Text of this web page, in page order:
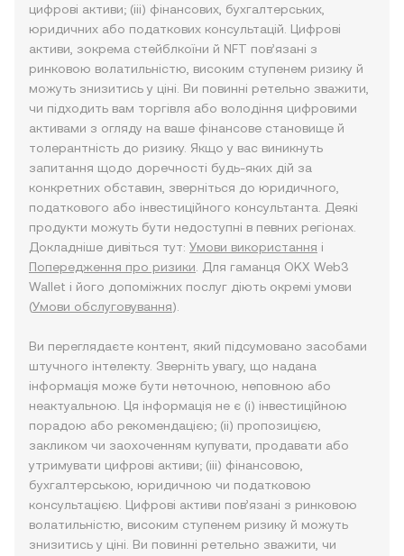
цифрові активи; (iii) фінансових, бухгалтерських,
юридичних або податкових консультацій. Цифрові
активи, зокрема стейблкоїни й NFT пов’язані з
ринковою волатильністю, високим ступенем ризику й
можуть знизитись у ціні. Ви повинні ретельно зважити,
чи підходить вам торгівля або володіння цифровими
активами з огляду на ваше фінансове становище й
толерантність до ризику. Якщо у вас виникнуть
запитання щодо доречності будь-яких дій за
конкретних обставин, зверніться до юридичного,
податкового або інвестиційного консультанта. Деякі
продукти можуть бути недоступні в певних регіонах.
Докладніше дивіться тут: Умови використання і
Попередження про ризики . Для гаманця OKX Web3
Wallet і його допоміжних послуг діють окремі умови
(Умови обслуговування).
Ви переглядаєте контент, який підсумовано засобами
штучного інтелекту. Зверніть увагу, що надана
інформація може бути неточною, неповною або
неактуальною. Ця інформація не є (i) інвестиційною
порадою або рекомендацією; (ii) пропозицією,
закликом чи заохоченням купувати, продавати або
утримувати цифрові активи; (iii) фінансовою,
бухгалтерською, юридичною чи податковою
консультацією. Цифрові активи пов’язані з ринковою
волатильністю, високим ступенем ризику й можуть
знизитись у ціні. Ви повинні ретельно зважити, чи